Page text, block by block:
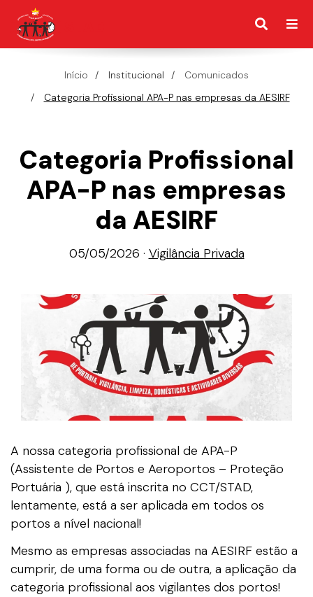
Início Institucional
Comunicados
Categoria Profissional APA-P nas empresas da AESIRF
Categoria Profissional
APA-P nas empresas
da AESIRF
05/05/2026 · Vigilância Privada
A nossa categoria profissional de APA-P
(Assistente de Portos e Aeroportos – Proteção
Portuária ), que está inscrita no CCT/STAD,
lentamente, está a ser aplicada em todos os
portos a nível nacional!
Mesmo as empresas associadas na AESIRF estão a
cumprir, de uma forma ou de outra, a aplicação da
categoria profissional aos vigilantes dos portos!